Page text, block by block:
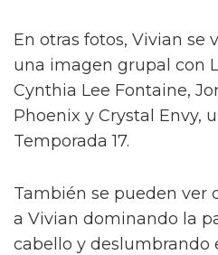
elenco de Rupaul’s Drag
Según Pink News,
evento en Threads, la
contra la plataforma de
la muestran durante el
ciudad de Nueva York.
En las imágenes,